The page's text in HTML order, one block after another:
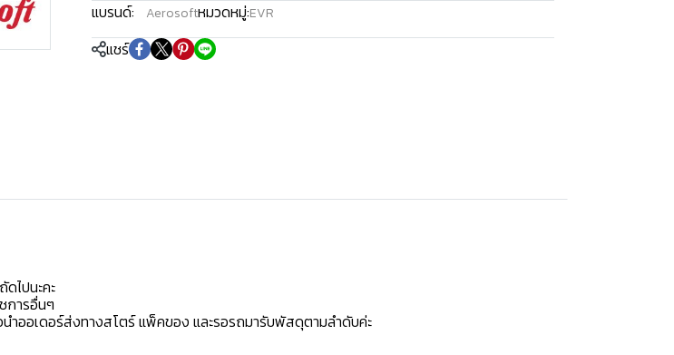
แบรนด์:
Aerosoftหมวดหมู่:EVR
แชร์
ไปนะคะ
การอื่นๆ
ำออเดอร์ส่งทางสโตร์ แพ็คของ และรอรถมารับพัสดุตามลำดับค่ะ